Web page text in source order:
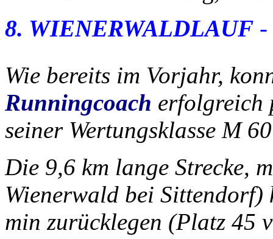
8. WIENERWALDLAUF -
Wie bereits im Vorjahr,
Runningcoach erfolgreich
seiner Wertungsklasse M
Die 9,6 km lange Strecke,
Wienerwald bei
min zurücklegen (Platz 45